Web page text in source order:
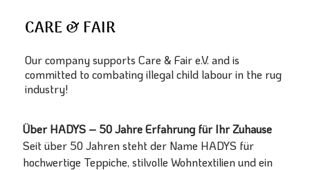
CARE & FAIR
Our company supports Care & Fair e.V. and is
committed to combating illegal child labour in the rug
industry!
Über HADYS – 50 Jahre Erfahrung für Ihr Zuhause
Seit über 50 Jahren steht der Name HADYS für
hochwertige Teppiche, stilvolle Wohntextilien und ein